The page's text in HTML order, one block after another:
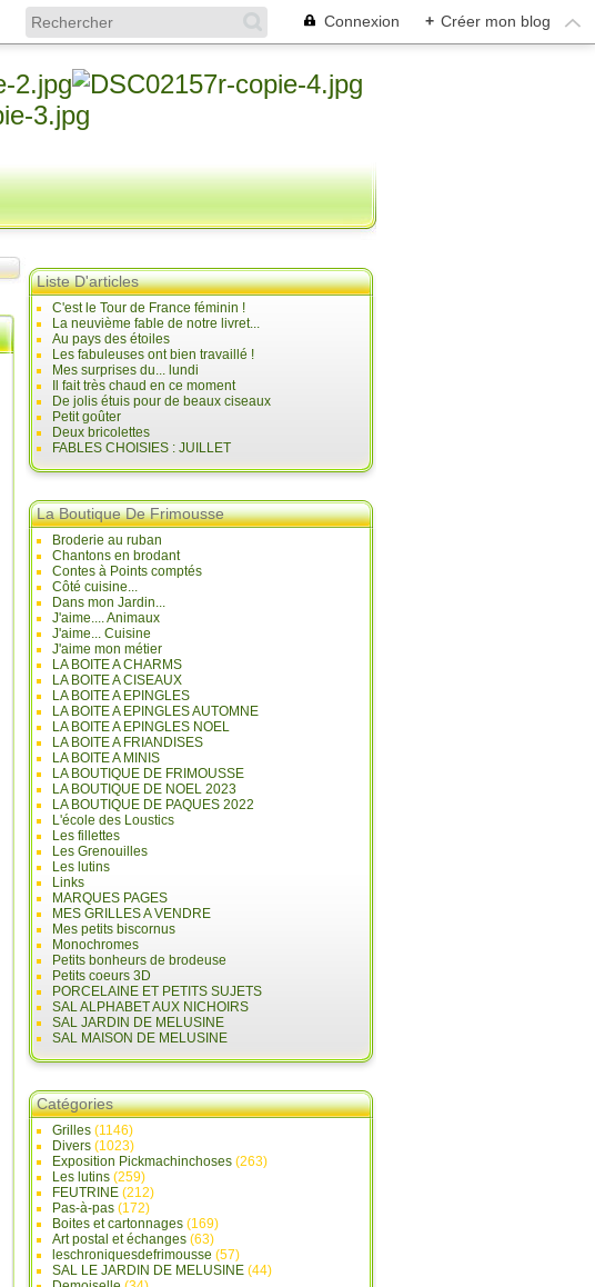
Connexion + Créer mon blog
Liste D'articles
C'est le Tour de France féminin !
La neuvième fable de notre livret...
Au pays des étoiles
Les fabuleuses ont bien travaillé !
Mes surprises du... lundi
Il fait très chaud en ce moment
De jolis étuis pour de beaux ciseaux
Petit goûter
Deux bricolettes
FABLES CHOISIES : JUILLET
La Boutique De Frimousse
Broderie au ruban
Chantons en brodant
Contes à Points comptés
Côté cuisine...
Dans mon Jardin...
J'aime.... Animaux
J'aime... Cuisine
J'aime mon métier
LA BOITE A CHARMS
LA BOITE A CISEAUX
LA BOITE A EPINGLES
LA BOITE A EPINGLES AUTOMNE
LA BOITE A EPINGLES NOEL
LA BOITE A FRIANDISES
LA BOITE A MINIS
LA BOUTIQUE DE FRIMOUSSE
LA BOUTIQUE DE NOEL 2023
LA BOUTIQUE DE PAQUES 2022
L'école des Loustics
Les fillettes
Les Grenouilles
Les lutins
Links
MARQUES PAGES
MES GRILLES A VENDRE
Mes petits biscornus
Monochromes
Petits bonheurs de brodeuse
Petits coeurs 3D
PORCELAINE ET PETITS SUJETS
SAL ALPHABET AUX NICHOIRS
SAL JARDIN DE MELUSINE
SAL MAISON DE MELUSINE
Catégories
Grilles (1146)
Divers (1023)
Exposition Pickmachinchoses (263)
Les lutins (259)
FEUTRINE (212)
Pas-à-pas (172)
Boites et cartonnages (169)
Art postal et échanges (63)
leschroniquesdefrimousse (57)
SAL LE JARDIN DE MELUSINE (44)